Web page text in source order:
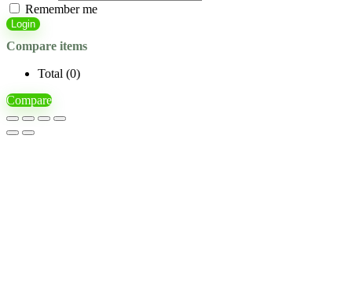
Remember me
Login
Compare items
Total (0)
Compare